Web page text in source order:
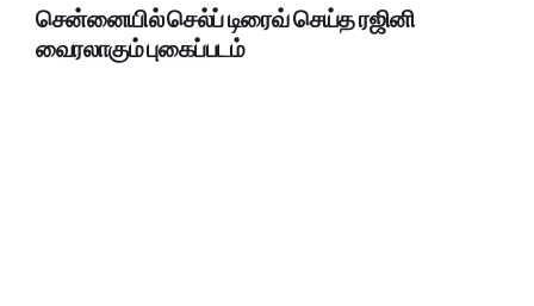
சென்னையில் செல்ப் டிரைவ் செய்த ரஜினி
வைரலாகும் புகைப்படம்